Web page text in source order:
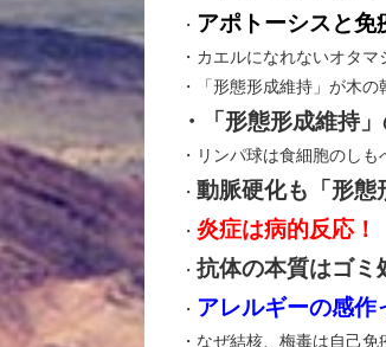
・ アポトーシスと免
・カエルになれないオタマ
・「形態形成維持」が木
・「形態形成維持
・リンパ球は食細胞のしも
・ 動脈硬化も「形態
・ 炎症は病的反応！
・ 抗体の本質はゴミ
・ アレルギーの感作
・なぜ結核、梅毒は自己